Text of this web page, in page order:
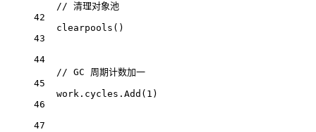
// 清理对象池
42
clearpools ()
43
44
// GC 周期计数加一
45
work.cycles. Add ( 1 )
46
47